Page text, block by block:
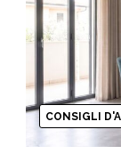
CONSIGLI